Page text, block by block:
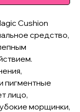
Cushion
средство,
пигментные
лицо,
морщинки,